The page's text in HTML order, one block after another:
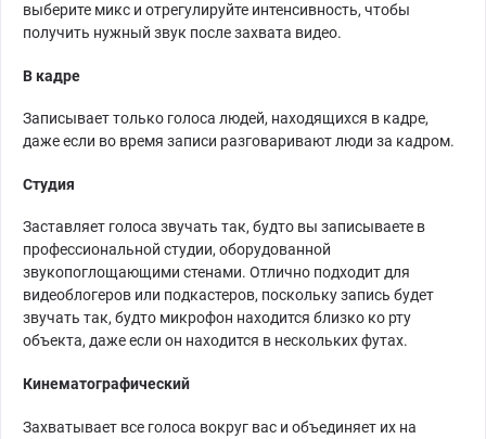
выберите микс и отрегулируйте интенсивность, чтобы
получить нужный звук после захвата видео.
В кадре
Записывает только голоса людей, находящихся в кадре,
даже если во время записи разговаривают люди за кадром.
Студия
Заставляет голоса звучать так, будто вы записываете в
профессиональной студии, оборудованной
звукопоглощающими стенами. Отлично подходит для
видеоблогеров или подкастеров, поскольку запись будет
звучать так, будто микрофон находится близко ко рту
объекта, даже если он находится в нескольких футах.
Кинематографический
Захватывает все голоса вокруг вас и объединяет их на